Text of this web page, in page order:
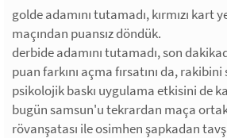
golde adamını tutamadı, kırmızı kart
maçından puansız döndük.
derbide adamını tutamadı, son
puan farkını açma fırsatını da,
psikolojik baskı uygulama etkisini de
bugün samsun'u tekrardan maça
rövanşatası ile osimhen şapkadan